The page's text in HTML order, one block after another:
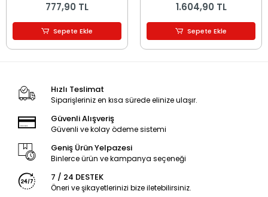
Ekran Koruyucu
777,90 TL
Sepete Ekle
Kapak
1.604,90 TL
Sepete Ekle
Hızlı Teslimat
Siparişleriniz en kısa sürede elinize ulaşır.
Güvenli Alışveriş
Güvenli ve kolay ödeme sistemi
Geniş Ürün Yelpazesi
Binlerce ürün ve kampanya seçeneği
7 / 24 DESTEK
Öneri ve şikayetlerinizi bize iletebilirsiniz.